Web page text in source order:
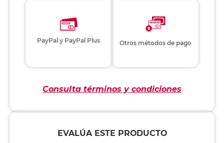
PayPal y PayPal Plus Otros métodos de pago
Consulta términos y condiciones
EVALÚA ESTE PRODUCTO